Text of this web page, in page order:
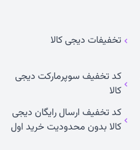
تخفیفات دیجی کالا
کد تخفیف سوپرمارکت دیجی
کالا
کد تخفیف ارسال رایگان دیجی
کالا بدون محدودیت خرید اول